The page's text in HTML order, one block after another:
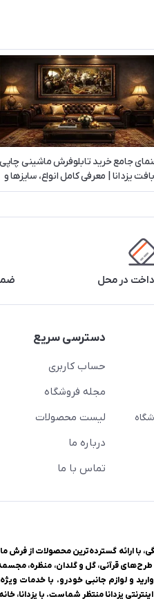
جامع خرید تابلوفرش ماشینی
بافت یزدانا | معرفی کامل انواع، سایزها و
سفارش اختصاصی
در محل
دسترسی سریع
حساب کاربری
مجله فروشگاه
لیست محصولات
درباره ما
تماس با ما
قرآنی، گل و گلدان، منظره،
و لوازم جانبی خودرو. با خدمات
یزدانا منتظر شماست. با یزدانا،